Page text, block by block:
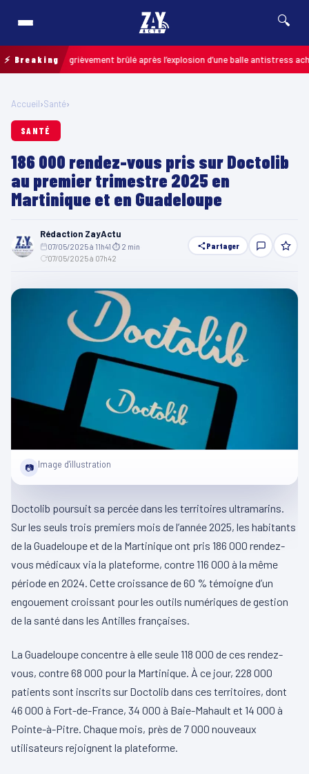
🔍
⚡ Breaking
enfant grièvement brûlé après l’explosion d’une balle antistress achetée
Accueil›Santé›
SANTÉ
186 000 rendez-vous pris sur Doctolib
au premier trimestre 2025 en
Martinique et en Guadeloupe
Rédaction ZayActu
07/05/2025 à 11h41 ⏱ 2 min
07/05/2025 à 07h42
Partager
📷 Image d'illustration
Doctolib poursuit sa percée dans les territoires ultramarins.
Sur les seuls trois premiers mois de l’année 2025, les habitants
de la Guadeloupe et de la Martinique ont pris 186 000 rendez-
vous médicaux via la plateforme, contre 116 000 à la même
période en 2024. Cette croissance de 60 % témoigne d’un
engouement croissant pour les outils numériques de gestion
de la santé dans les Antilles françaises.
La Guadeloupe concentre à elle seule 118 000 de ces rendez-
vous, contre 68 000 pour la Martinique. À ce jour, 228 000
patients sont inscrits sur Doctolib dans ces territoires, dont
46 000 à Fort-de-France, 34 000 à Baie-Mahault et 14 000 à
Pointe-à-Pitre. Chaque mois, près de 7 000 nouveaux
utilisateurs rejoignent la plateforme.